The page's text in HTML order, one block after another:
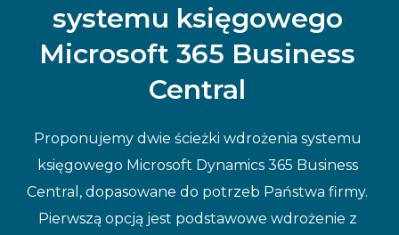
systemu księgowego
Microsoft 365 Business
Central
Proponujemy dwie ścieżki wdrożenia systemu
księgowego Microsoft Dynamics 365 Business
Central, dopasowane do potrzeb Państwa firmy.
Pierwszą opcją jest podstawowe wdrożenie z